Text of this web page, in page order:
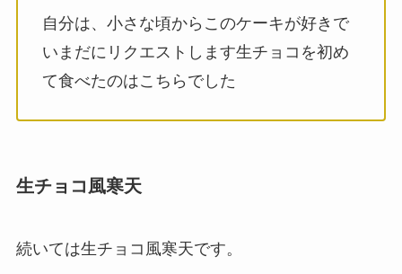
自分は、小さな頃からこのケーキが好きで
いまだにリクエストします生チョコを初め
て食べたのはこちらでした
生チョコ風寒天
続いては生チョコ風寒天です。